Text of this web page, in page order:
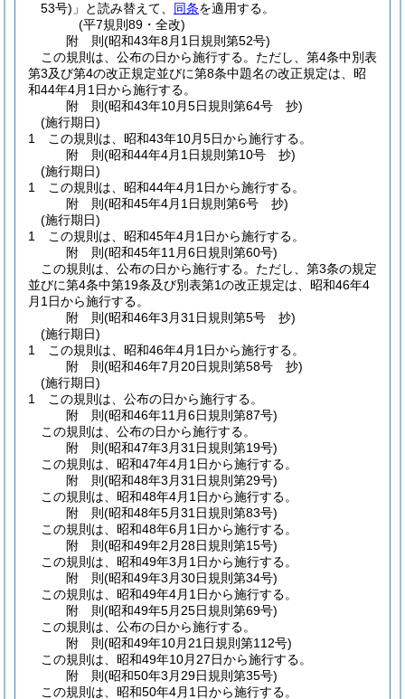
53号) 」と読み替えて、 同条を適用する。
(平7規則89・全改)
附 則(昭和43年8月1日規則第52号)
この規則は、公布の日から施行する。 ただし、第4条中別表
第3及び第4の改正規定並びに第8条中題名の改正規定は、昭
和44年4月1日から施行する。
附 則(昭和43年10月5日規則第64号 抄)
(施行期日)
1
この規則は、昭和43年10月5日から施行する。
附 則(昭和44年4月1日規則第10号 抄)
(施行期日)
1
この規則は、昭和44年4月1日から施行する。
附 則(昭和45年4月1日規則第6号 抄)
(施行期日)
1
この規則は、昭和45年4月1日から施行する。
附 則(昭和45年11月6日規則第60号)
この規則は、公布の日から施行する。 ただし、第3条の規定
並びに第4条中第19条及び別表第1の改正規定は、昭和46年4
月1日から施行する。
附 則(昭和46年3月31日規則第5号 抄)
(施行期日)
1
この規則は、昭和46年4月1日から施行する。
附 則(昭和46年7月20日規則第58号 抄)
(施行期日)
1
この規則は、公布の日から施行する。
附 則(昭和46年11月6日規則第87号)
この規則は、公布の日から施行する。
附 則(昭和47年3月31日規則第19号)
この規則は、昭和47年4月1日から施行する。
附 則(昭和48年3月31日規則第29号)
この規則は、昭和48年4月1日から施行する。
附 則(昭和48年5月31日規則第83号)
この規則は、昭和48年6月1日から施行する。
附 則(昭和49年2月28日規則第15号)
この規則は、昭和49年3月1日から施行する。
附 則(昭和49年3月30日規則第34号)
この規則は、昭和49年4月1日から施行する。
附 則(昭和49年5月25日規則第69号)
この規則は、公布の日から施行する。
附 則(昭和49年10月21日規則第112号)
この規則は、昭和49年10月27日から施行する。
附 則(昭和50年3月29日規則第35号)
この規則は、昭和50年4月1日から施行する。